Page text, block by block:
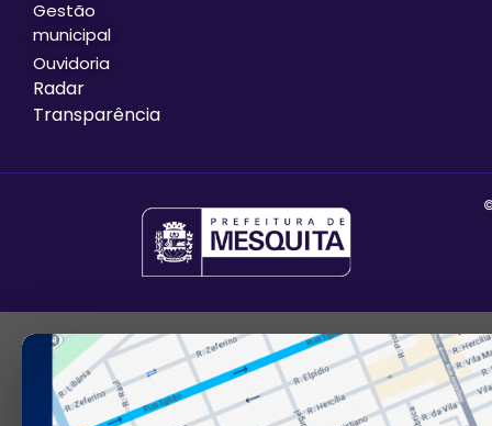
Gestão
municipal
Ouvidoria
Radar
Transparência